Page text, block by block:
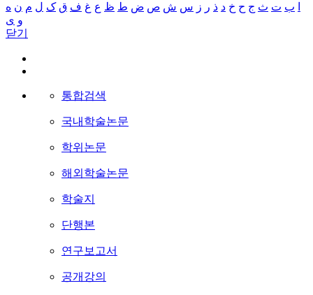
ب ت ث ج ح خ د ذ ر ز س ش ص ض ط ظ ع غ ف ق ک ل م ن ه
و ی
닫기
통합검색
국내학술논문
학위논문
해외학술논문
학술지
단행본
연구보고서
공개강의